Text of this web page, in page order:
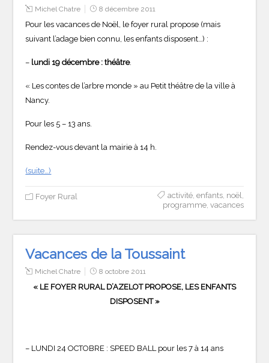
Michel Chatre 8 décembre 2011
Pour les vacances de Noël, le foyer rural propose (mais
suivant l’adage bien connu, les enfants disposent…) :
– lundi 19 décembre : théâtre.
« Les contes de l’arbre monde » au Petit théâtre de la ville à
Nancy.
Pour les 5 – 13 ans.
Rendez-vous devant la mairie à 14 h.
(suite…)
Foyer Rural activité, enfants, noël
programme, vacances
Vacances de la Toussaint
Michel Chatre 8 octobre 2011
« LE FOYER RURAL D’AZELOT PROPOSE, LES ENFANTS
DISPOSENT »
– LUNDI 24 OCTOBRE : SPEED BALL pour les 7 à 14 ans